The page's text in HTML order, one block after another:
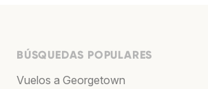
BÚSQUEDAS POPULARES
Vuelos a Georgetown